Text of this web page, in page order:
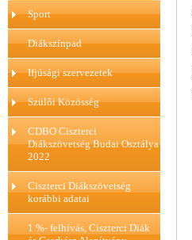
Sport
Diákszínpad
Ifjúsági szervezetek
Szülői Közösség
CDBO Ciszterci
Diákszövetség Budai Osztálya
2022
Ciszterci Diákszövetség
korábbi adatai
1 %- felhívás, Ciszterci Diák